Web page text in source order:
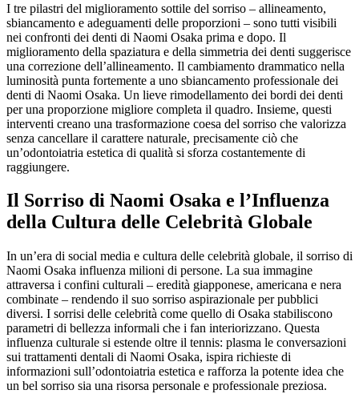
I tre pilastri del miglioramento sottile del sorriso – allineamento,
sbiancamento e adeguamenti delle proporzioni – sono tutti visibili
nei confronti dei denti di Naomi Osaka prima e dopo. Il
miglioramento della spaziatura e della simmetria dei denti suggerisce
una correzione dell’allineamento. Il cambiamento drammatico nella
luminosità punta fortemente a uno sbiancamento professionale dei
denti di Naomi Osaka. Un lieve rimodellamento dei bordi dei denti
per una proporzione migliore completa il quadro. Insieme, questi
interventi creano una trasformazione coesa del sorriso che valorizza
senza cancellare il carattere naturale, precisamente ciò che
un’odontoiatria estetica di qualità si sforza costantemente di
raggiungere.
Il Sorriso di Naomi Osaka e l’Influenza
della Cultura delle Celebrità Globale
In un’era di social media e cultura delle celebrità globale, il sorriso di
Naomi Osaka influenza milioni di persone. La sua immagine
attraversa i confini culturali – eredità giapponese, americana e nera
combinate – rendendo il suo sorriso aspirazionale per pubblici
diversi. I sorrisi delle celebrità come quello di Osaka stabiliscono
parametri di bellezza informali che i fan interiorizzano. Questa
influenza culturale si estende oltre il tennis: plasma le conversazioni
sui trattamenti dentali di Naomi Osaka, ispira richieste di
informazioni sull’odontoiatria estetica e rafforza la potente idea che
un bel sorriso sia una risorsa personale e professionale preziosa.